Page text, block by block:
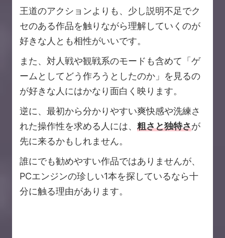
王道のアクションよりも、少し説明不足でク
セのある作品を触りながら理解していくのが
好きな人とも相性がいいです。
また、対人戦や観戦系のモードも含めて「ゲ
ームとしてどう作ろうとしたのか」を見るの
が好きな人にはかなり面白く映ります。
逆に、最初から分かりやすい爽快感や洗練さ
れた操作性を求める人には、 粗さと独特さが
先に来るかもしれません。
誰にでも勧めやすい作品ではありませんが、
PCエンジンの珍しい1本を探しているなら十
分に触る理由があります。